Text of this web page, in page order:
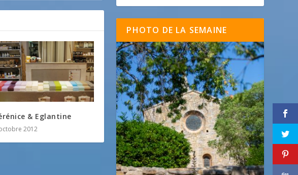
& Eglantine
2012
PHOTO DE LA SEMAINE